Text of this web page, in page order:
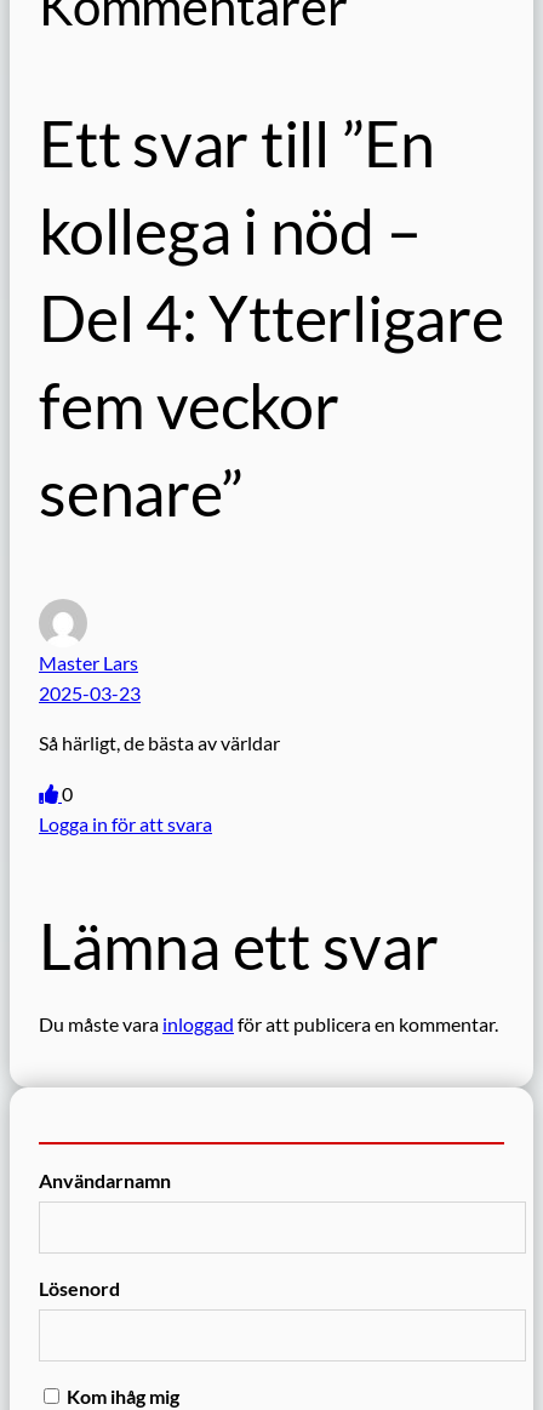
Ett svar till ”En
kollega i nöd –
Del 4: Ytterligare
fem veckor
senare”
Master Lars
2025-03-23
Så härligt, de bästa av världar
0
Logga in för att svara
Lämna ett svar
Du måste vara inloggad för att publicera en kommentar.
Användarnamn
Lösenord
Kom ihåg mig